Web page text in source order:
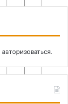
авторизоваться.